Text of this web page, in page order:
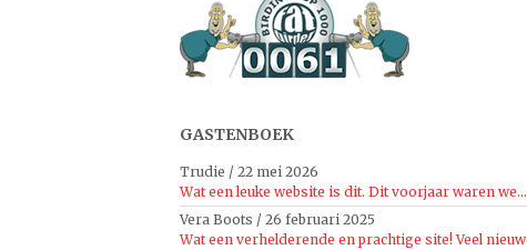
GASTENBOEK
Trudie / 22 mei 2026
Wat een leuke website is dit. Dit voorjaar waren we...
Vera Boots / 26 februari 2025
Wat een verhelderende en prachtige site! Veel